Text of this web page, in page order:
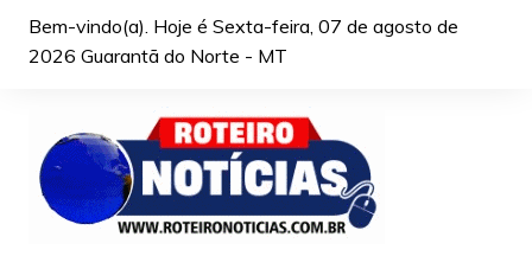
Bem-vindo(a). Hoje é Sexta-feira, 07 de agosto de
2026 Guarantã do Norte - MT